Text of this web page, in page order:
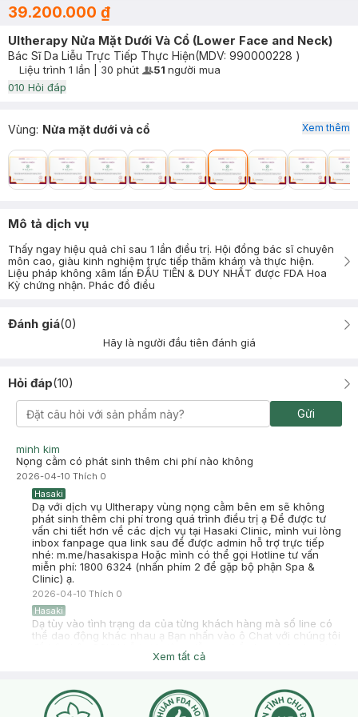
39.200.000 ₫
Ultherapy Nửa Mặt Dưới Và Cổ (Lower Face and Neck)
Bác Sĩ Da Liễu Trực Tiếp Thực Hiện(MDV: 990000228 )
Timer Gray Icon
Liệu trình 1 lần 30 phút User Product Icon
51 người mua
010 Hỏi đáp
Vùng: Nửa mặt dưới và cổ Xem thêm
Mô tả dịch vụ
Thấy ngay hiệu quả chỉ sau 1 lần điều trị. Hội đồng bác sĩ chuyên
môn cao, giàu kinh nghiệm trực tiếp thăm khám và thực hiện.
Liệu pháp không xâm lấn ĐẦU TIÊN & DUY NHẤT được FDA Hoa
Kỳ chứng nhận. Phác đồ điều
Đánh giá(0)
Hãy là người đầu tiên đánh giá
Hỏi đáp(10)
Gửi
minh kim
Nọng cằm có phát sinh thêm chi phí nào không
2026-04-10 Thích 0
Hasaki
Dạ với dịch vụ Ultherapy vùng nọng cằm bên em sẽ không
phát sinh thêm chi phí trong quá trình điều trị ạ Để được tư
vấn chi tiết hơn về các dịch vụ tại Hasaki Clinic, mình vui lòng
inbox fanpage qua link sau để được admin hỗ trợ trực tiếp
nhé: m.me/hasakispa Hoặc mình có thể gọi Hotline tư vấn
miễn phí: 1800 6324 (nhấn phím 2 để gặp bộ phận Spa &
Clinic) ạ.
2026-04-10 Thích 0
Hasaki
Dạ tùy vào tình trạng da của từng khách hàng mà số line có
thể dao động khác nhau ạ Bạn nhấn vào ô Chat với chúng tôi
về trang booking bên mình bạn nhé: https://hasaki.vn/booking
2026-04-10Thích
Xem tất cả